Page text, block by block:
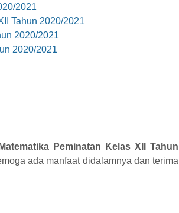
2021
Tahun 2020/2021
2020/2021
2020/2021
Peminatan Kelas XII Tahun
ada manfaat didalamnya dan terima